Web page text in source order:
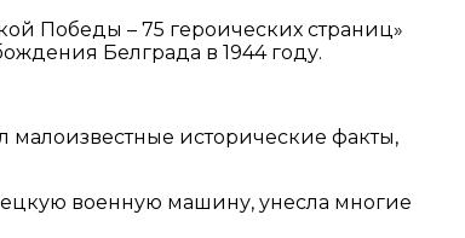
Победы – 75 героических страниц»
Белграда в 1944 году.
исторические факты,
военную машину, унесла многие